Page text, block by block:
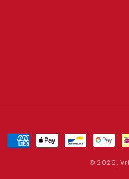
Betaalmethoden
© 2026,